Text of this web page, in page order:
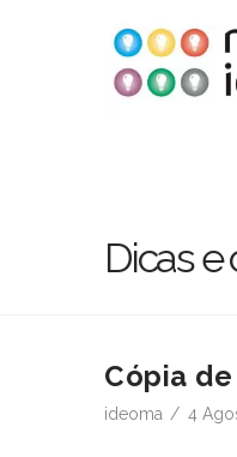
Dicas
Cópia
ideoma 4